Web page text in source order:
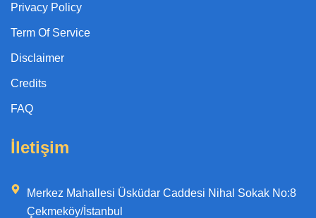
m
-
Privacy Policy
Term Of Service
Disclaimer
Credits
FAQ
İletişim
Merkez Mahallesi Üsküdar Caddesi Nihal Sokak No:8
Çekmeköy/İstanbul